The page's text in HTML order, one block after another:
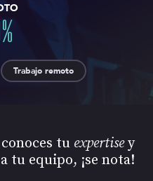
%
Trabajo remoto
tu expertisey
tu equipo, ¡se nota!